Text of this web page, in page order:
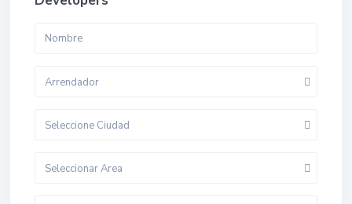
Arrendador
Seleccione Ciudad
Seleccionar Area